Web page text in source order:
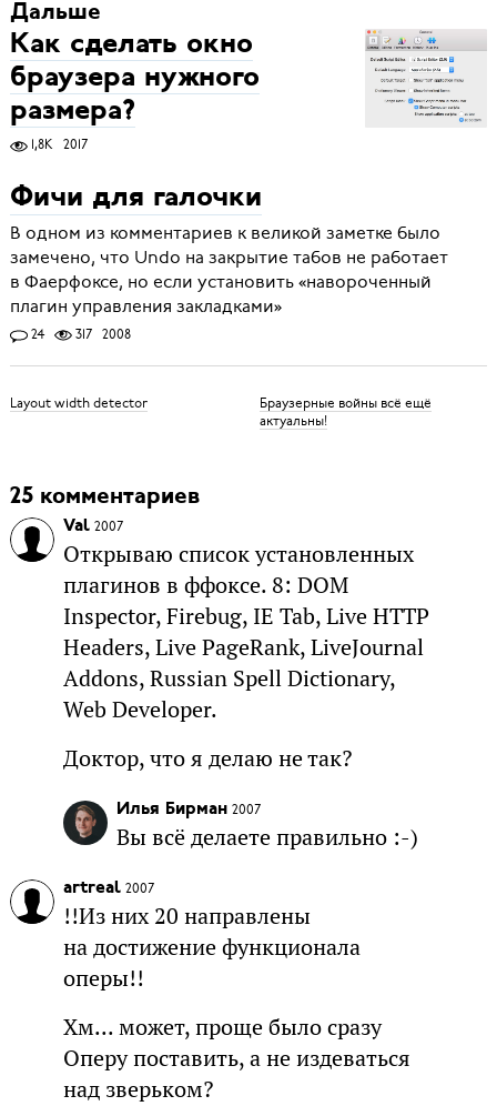
Дальше
Как сделать окно
браузера нужного
размера?
1,8K 2017
Фичи для галочки
В одном из комментариев к великой заметке было
замечено, что Undo на закрытие табов не работает
в Фаерфоксе, но если установить «навороченный
плагин управления закладками»
24 317 2008
Layout width detector
Браузерные войны всё ещё
актуальны!
25 комментариев
Val 2007
Открываю список установленных
плагинов в ффоксе. 8: DOM
Inspector, Firebug, IE Tab, Live HTTP
Headers, Live PageRank, LiveJournal
Addons, Russian Spell Dictionary,
Web Developer.
Доктор, что я делаю не так?
Илья Бирман 2007
Вы всё делаете правильно :-)
artreal 2007
!!Из них 20 направлены
на достижение функционала
оперы!!
Хм... может, проще было сразу
Оперу поставить, а не издеваться
над зверьком?